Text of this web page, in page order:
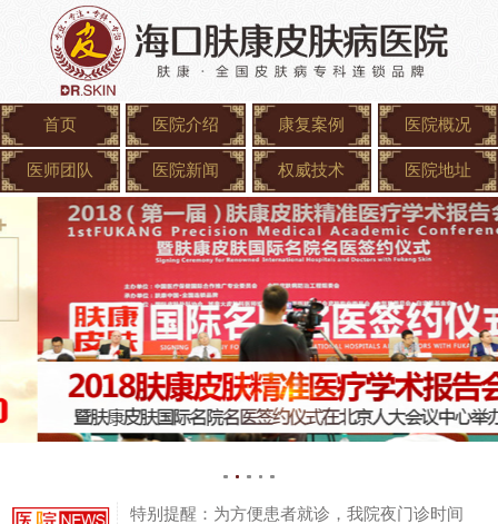
首页 医院介绍 康复案例 医院概况
医师团队 医院新闻 权威技术 医院地址
特别提醒：为方便患者就诊，我院夜门诊时间